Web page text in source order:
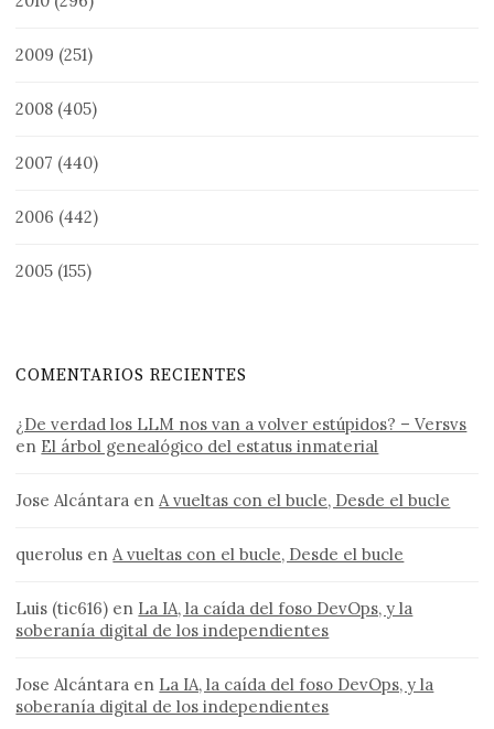
2009 (251)
2008 (405)
2007 (440)
2006 (442)
2005 (155)
COMENTARIOS RECIENTES
¿De verdad los LLM nos van a volver estúpidos? – Versvs
en El árbol genealógico del estatus inmaterial
Jose Alcántara en A vueltas con el bucle, Desde el bucle
querolus en A vueltas con el bucle, Desde el bucle
Luis (tic616) en La IA, la caída del foso DevOps, y la
soberanía digital de los independientes
Jose Alcántara en La IA, la caída del foso DevOps, y la
soberanía digital de los independientes